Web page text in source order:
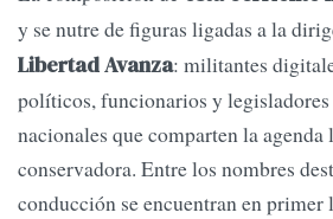
y se nutre de figuras ligadas a la
Libertad Avanza: militantes
políticos, funcionarios y
nacionales que comparten la
conservadora. Entre los nombres
conducción se encuentran en primer